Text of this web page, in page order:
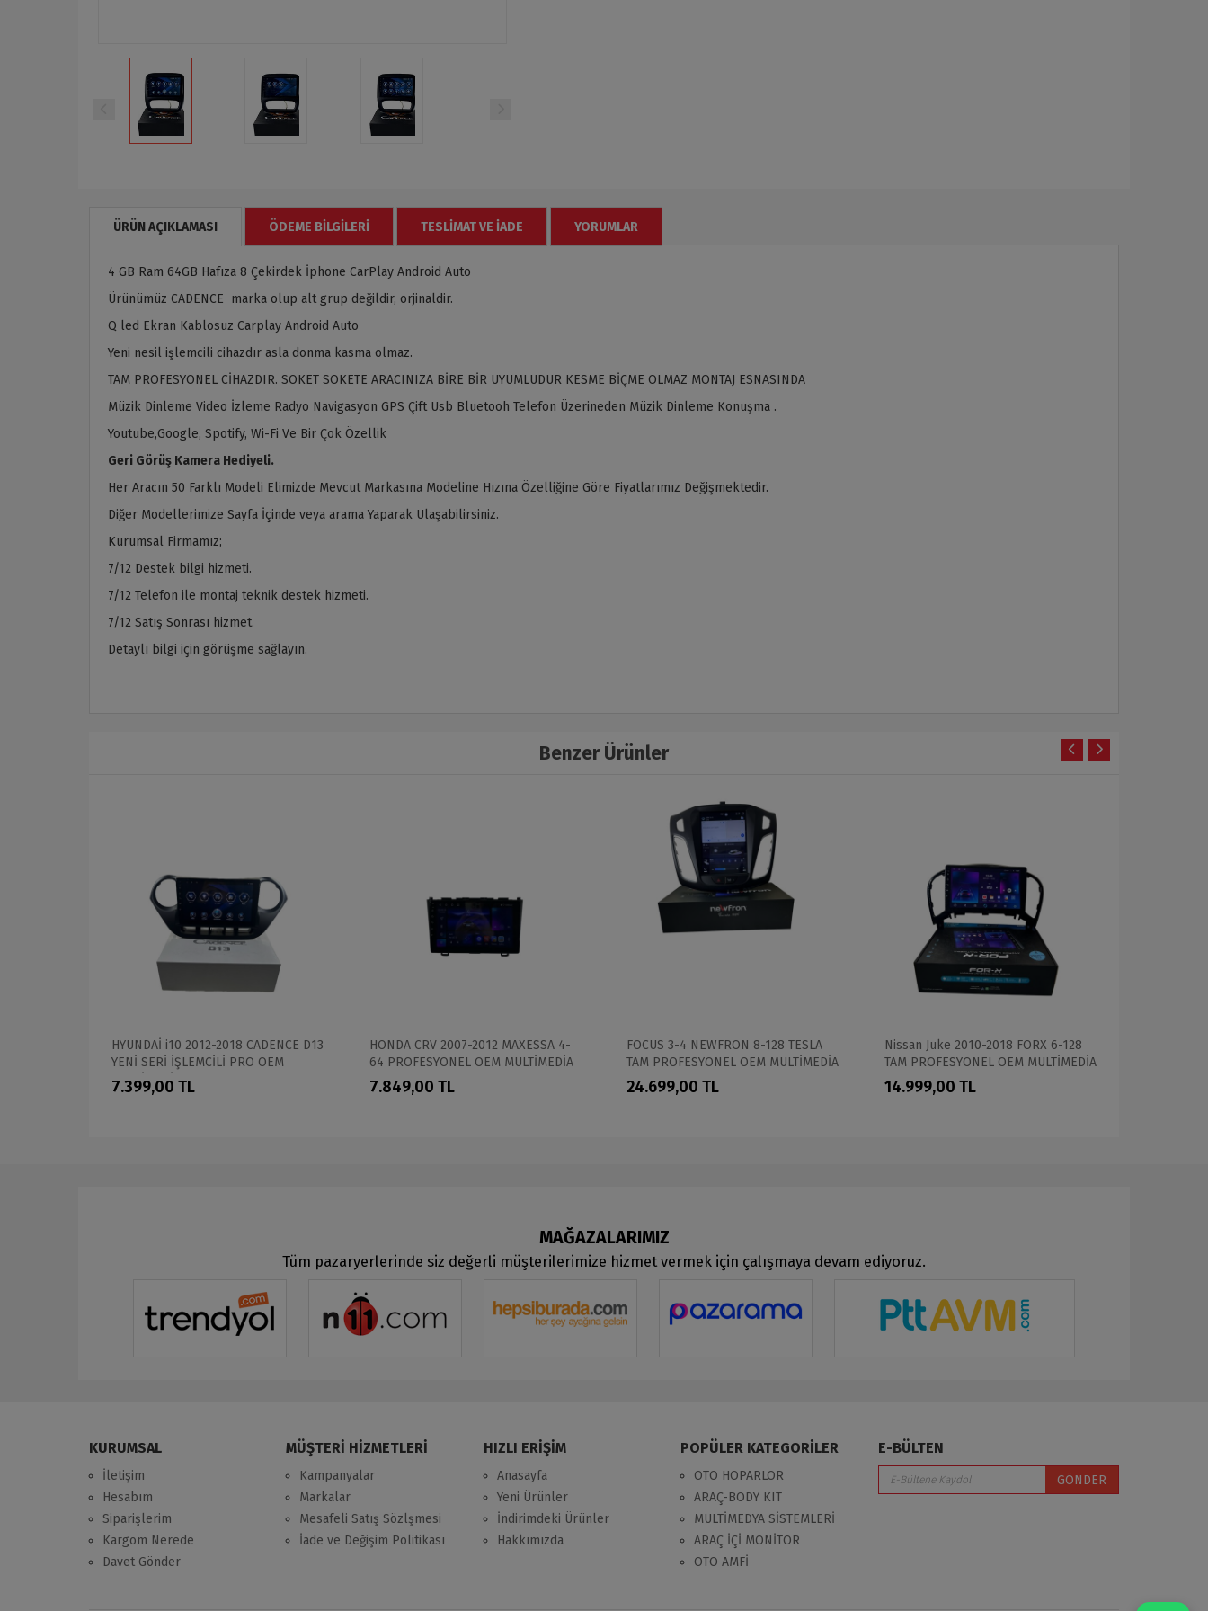
ÜRÜN AÇIKLAMASI ÖDEME BILGILERI TESLIMAT VE İADE YORUMLAR
4 GB Ram 64GB Hafıza 8 Çekirdek İphone CarPlay Android Auto
Ürünümüz CADENCE marka olup alt grup değildir, orjinaldir.
Q led Ekran Kablosuz Carplay Android Auto
Yeni nesil işlemcili cihazdır asla donma kasma olmaz.
TAM PROFESYONEL CİHAZDIR. SOKET SOKETE ARACINIZA BİRE BİR UYUMLUDUR KESME BİÇME OLMAZ MONTAJ ESNASINDA
Müzik Dinleme Video İzleme Radyo Navigasyon GPS Çift Usb Bluetooh Telefon Üzerineden Müzik Dinleme Konuşma .
Youtube,Google, Spotify, Wi-Fi Ve Bir Çok Özellik
Geri Görüş Kamera Hediyeli.
Her Aracın 50 Farklı Modeli Elimizde Mevcut Markasına Modeline Hızına Özelliğine Göre Fiyatlarımız Değişmektedir.
Diğer Modellerimize Sayfa İçinde veya arama Yaparak Ulaşabilirsiniz.
Kurumsal Firmamız;
7/12 Destek bilgi hizmeti.
7/12 Telefon ile montaj teknik destek hizmeti.
7/12 Satış Sonrası hizmet.
Detaylı bilgi için görüşme sağlayın.
Benzer Ürünler
HYUNDAİ i10 2012-2018 CADENCE D13
YENİ SERİ İŞLEMCİLİ PRO OEM
MULTİMEDİA
7.399,00 TL
HONDA CRV 2007-2012 MAXESSA 4-
64 PROFESYONEL OEM MULTİMEDİA
7.849,00 TL
FOCUS 3-4 NEWFRON 8-128 TESLA
TAM PROFESYONEL OEM MULTİMEDİA
24.699,00 TL
Nissan Juke 2010-2018 FORX 6-128
TAM PROFESYONEL OEM MULTİMEDİA
14.999,00 TL
MAĞAZALARIMIZ
Tüm pazaryerlerinde siz değerli müşterilerimize hizmet vermek için çalışmaya devam ediyoruz.
KURUMSAL
İletişim
Hesabım
Siparişlerim
Kargom Nerede
Davet Gönder
MÜŞTERİ HİZMETLERİ
Kampanyalar
Markalar
Mesafeli Satış Sözlşmesi
İade ve Değişim Politikası
HIZLI ERİŞİM
Anasayfa
Yeni Ürünler
İndirimdeki Ürünler
Hakkımızda
POPÜLER KATEGORİLER
OTO HOPARLOR
ARAÇ-BODY KIT
MULTİMEDYA SİSTEMLERİ
ARAÇ İÇİ MONİTOR
OTO AMFİ
E-BÜLTEN
GÖNDER